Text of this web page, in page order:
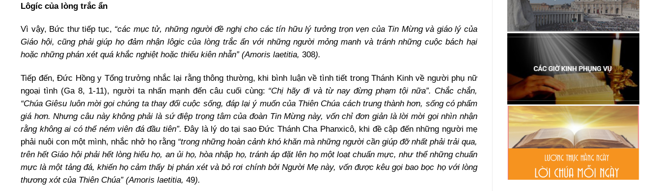
Lôgíc của lòng trắc ẩn
Vì vậy, Bức thư tiếp tục, “các mục tử, những người đề nghị cho các tín hữu lý tưởng trọn vẹn của Tin Mừng và giáo lý của
Giáo hội, cũng phải giúp họ đảm nhận lôgic của lòng trắc ẩn với những người mỏng manh và tránh những cuộc bách hại
hoặc những phán xét quá khắc nghiệt hoặc thiếu kiên nhẫn” (Amoris laetitia, 308).
Tiếp đến, Đức Hồng y Tổng trưởng nhắc lại rằng thông thường, khi bình luận về tình tiết trong Thánh Kinh về người phụ nữ
ngoại tình (Ga 8, 1-11), người ta nhấn mạnh đến câu cuối cùng: “Chị hãy đi và từ nay đừng phạm tội nữa”. Chắc chắn,
“Chúa Giêsu luôn mời gọi chúng ta thay đổi cuộc sống, đáp lại ý muốn của Thiên Chúa cách trung thành hơn, sống có phẩm
giá hơn. Nhưng câu này không phải là sứ điệp trọng tâm của đoàn Tin Mừng này, vốn chỉ đơn giản là lời mời gọi nhìn nhận
rằng không ai có thể ném viên đá đầu tiên”. Đây là lý do tại sao Đức Thánh Cha Phanxicô, khi đề cập đến những người mẹ
phải nuôi con một mình, nhắc nhở họ rằng “trong những hoàn cảnh khó khăn mà những người cần giúp đỡ nhất phải trải qua,
trên hết Giáo hội phải hết lòng hiểu họ, an ủi họ, hòa nhập họ, tránh áp đặt lên họ một loạt chuẩn mực, như thể những chuẩn
mực là một tảng đá, khiến họ cảm thấy bị phán xét và bỏ rơi chính bởi Người Mẹ này, vốn được kêu gọi bao bọc họ với lòng
thương xót của Thiên Chúa” (Amoris laetitia, 49).